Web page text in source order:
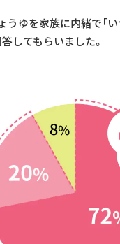
うゆを家族に内緒で「
してもらいました。